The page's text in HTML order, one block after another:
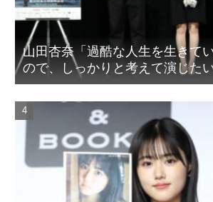
山田杏奈「過酷な人生を生きて
ので、しっかりと考えて演じた
『山女』東京国際映画祭Q&A